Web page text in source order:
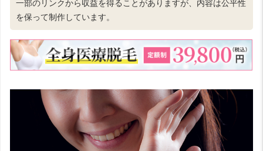
一部のリンクから収益を得ることがありますが、内容は公平性
を保って制作しています。